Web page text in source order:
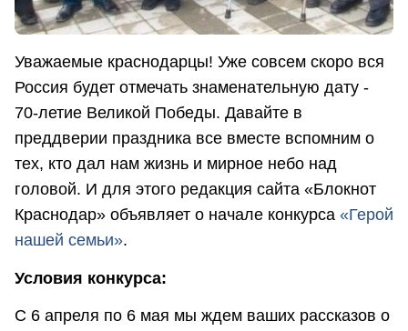
Уважаемые краснодарцы! Уже совсем скоро вся
Россия будет отмечать знаменательную дату -
70-летие Великой Победы. Давайте в
преддверии праздника все вместе вспомним о
тех, кто дал нам жизнь и мирное небо над
головой. И для этого редакция сайта «Блокнот
Краснодар» объявляет о начале конкурса «Герой
нашей семьи».
Условия конкурса:
С 6 апреля по 6 мая мы ждем ваших рассказов о